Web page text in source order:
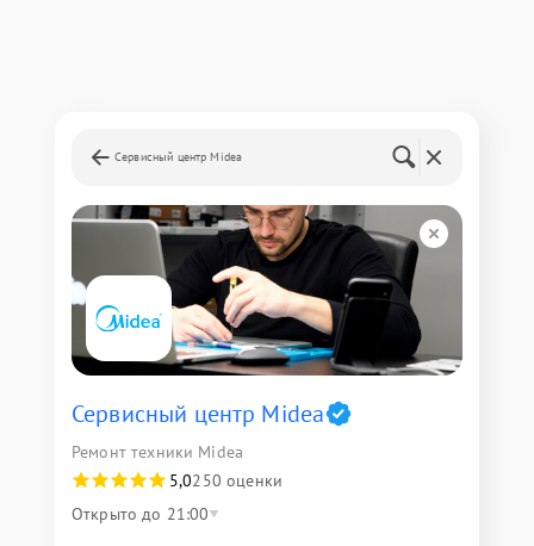
Сервисный центр Midea
Сервисный центр Midea
Ремонт техники Midea
5,0250 оценки
Открыто до 21:00